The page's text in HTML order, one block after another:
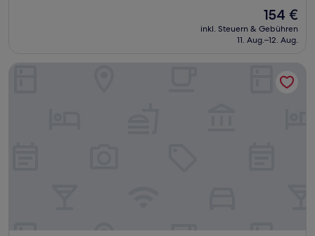
Bewertungen)
Der
Preis
beträgt
154 €
inkl. Steuern & Gebühren
11. Aug.–12. Aug.